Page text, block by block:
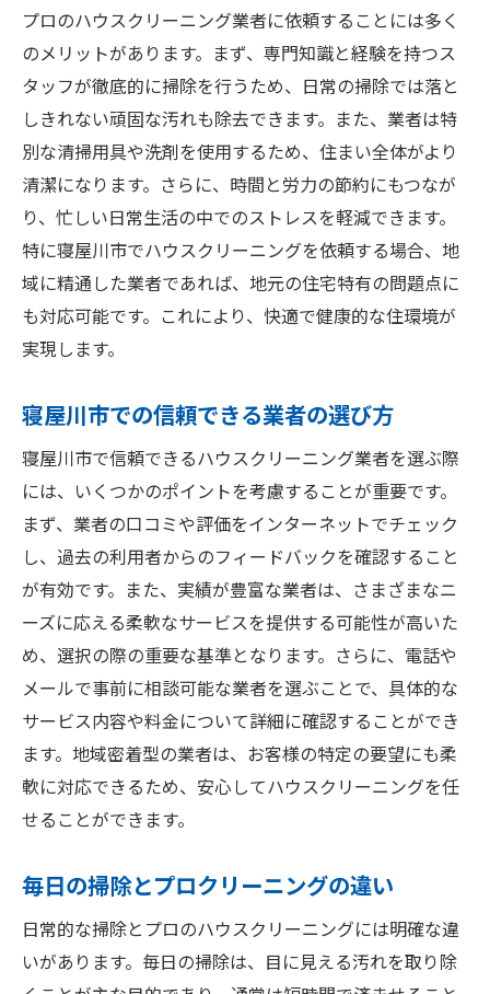
サービス内容の透明性を確保する方法
初めて利用する際の不安を解消するコツ
長年の実績を持つ業者の利点
日常の汚れを徹底除去する寝屋川市のクリーニ
ングサービス
頑固な汚れを落とすプロの技
場所別の効果的な清掃方法
汚れの種類に応じたクリーニング対策
忙しい家庭向けの時短クリーニング
定期清掃で快適さを保つ方法
寝屋川市の住まいをより豊かにするハウスクリ
ーニングの活用法
生活の質を向上させる清掃の効果
ハウスクリーニングで得られる心理的効果
家族全員で清掃を楽しむアイディア
クリーニング後のメンテナンスのコツ
賢く利用するためのコスト管理法
プロの助けを借りて理想の住まいを実現
ハウスクリーニングで寝屋川市の生活をグレー
ドアップする方法
クリーニング後のインテリア活用法
住環境改善で得られる健康効果
プロによるアフターサービスの活用
地域密着型サービスの選び方
新しいライフスタイルを提案するクリーニ
プロのハウスクリーニング業者に依頼することには多く
のメリットがあります。まず、専門知識と経験を持つス
タッフが徹底的に掃除を行うため、日常の掃除では落と
しきれない頑固な汚れも除去できます。また、業者は特
別な清掃用具や洗剤を使用するため、住まい全体がより
清潔になります。さらに、時間と労力の節約にもつなが
り、忙しい日常生活の中でのストレスを軽減できます。
特に寝屋川市でハウスクリーニングを依頼する場合、地
域に精通した業者であれば、地元の住宅特有の問題点に
も対応可能です。これにより、快適で健康的な住環境が
実現します。
寝屋川市での信頼できる業者の選び方
寝屋川市で信頼できるハウスクリーニング業者を選ぶ際
には、いくつかのポイントを考慮することが重要です。
まず、業者の口コミや評価をインターネットでチェック
し、過去の利用者からのフィードバックを確認すること
が有効です。また、実績が豊富な業者は、さまざまなニ
ーズに応える柔軟なサービスを提供する可能性が高いた
め、選択の際の重要な基準となります。さらに、電話や
メールで事前に相談可能な業者を選ぶことで、具体的な
サービス内容や料金について詳細に確認することができ
ます。地域密着型の業者は、お客様の特定の要望にも柔
軟に対応できるため、安心してハウスクリーニングを任
せることができます。
毎日の掃除とプロクリーニングの違い
日常的な掃除とプロのハウスクリーニングには明確な違
いがあります。毎日の掃除は、目に見える汚れを取り除